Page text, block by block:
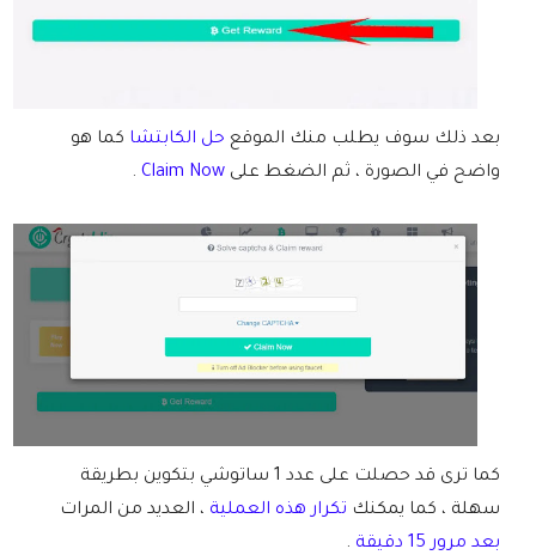
بعد ذلك سوف يطلب منك الموقعحل الكابتشاكما هو
واضح في الصورة ، ثم الضغط علىClaim Now
.
كما ترى قد حصلت على عدد 1 ساتوشي بتكوين بطريقة
سهلة ، كما يمكنكتكرار هذه العملية، العديد من المرات
بعد مرور 15 دقيقة
.